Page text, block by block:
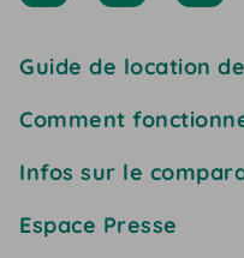
Guide de location
Comment
Infos sur le
Espace Presse